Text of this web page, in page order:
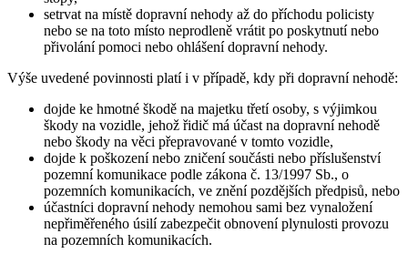
setrvat na místě dopravní nehody až do příchodu policisty
nebo se na toto místo neprodleně vrátit po poskytnutí nebo
přivolání pomoci nebo ohlášení dopravní nehody.
Výše uvedené povinnosti platí i v případě, kdy při dopravní nehodě:
dojde ke hmotné škodě na majetku třetí osoby, s výjimkou
škody na vozidle, jehož řidič má účast na dopravní nehodě
nebo škody na věci přepravované v tomto vozidle,
dojde k poškození nebo zničení součásti nebo příslušenství
pozemní komunikace podle zákona č. 13/1997 Sb., o
pozemních komunikacích, ve znění pozdějších předpisů, nebo
účastníci dopravní nehody nemohou sami bez vynaložení
nepřiměřeného úsilí zabezpečit obnovení plynulosti provozu
na pozemních komunikacích.